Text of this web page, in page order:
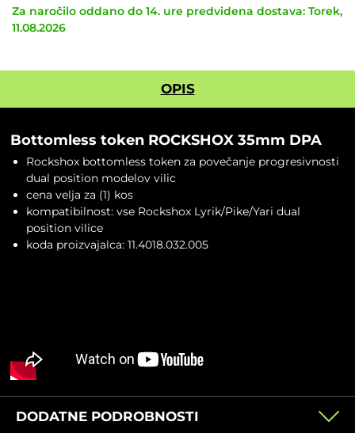
Za naročilo oddano do 14. ure predvidena dostava: Torek,
11.08.2026
OPIS
Bottomless token ROCKSHOX 35mm DPA
Rockshox bottomless token za povečanje progresivnosti
dual position modelov vilic
cena velja za (1) kos
kompatibilnost: vse Rockshox Lyrik/Pike/Yari dual
position vilice
koda proizvajalca: 11.4018.032.005
DODATNE PODROBNOSTI